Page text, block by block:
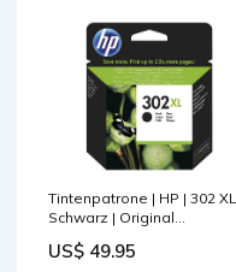
Tintenpatrone | HP | 302
Schwarz | Original
US$ 49.95